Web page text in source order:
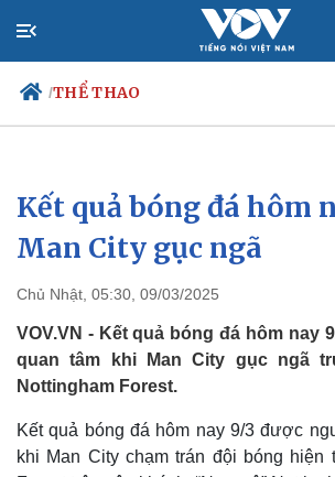
/THỂ THAO
Chính trị
Đảng
Tổ chức nhân sự
Nhận diện sự thật
Xã hội
Việc làm
Biển đảo
Kết quả bóng đá hôm
Man City gục ngã
Chủ Nhật, 05:30, 09/03/2025
VOV.VN - Kết quả bóng đá hôm nay
quan tâm khi Man City gục ngã
Nottingham Forest.
Kết quả bóng đá hôm nay 9/3 được
khi Man City chạm trán đội bóng hiện